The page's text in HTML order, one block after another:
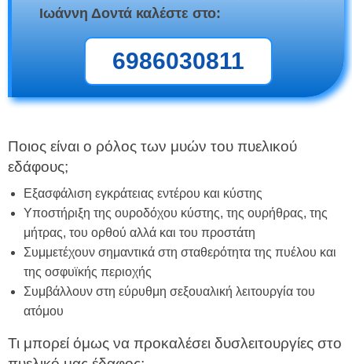
Ιωάννη Δοντά καλέστε στο:
6986030811
Ποιος είναι ο ρόλος των μυών του πυελικού
εδάφους;
Εξασφάλιση εγκράτειας εντέρου και κύστης
Υποστήριξη της ουροδόχου κύστης, της ουρήθρας, της
μήτρας, του ορθού αλλά και του προστάτη
Συμμετέχουν σημαντικά στη σταθερότητα της πυέλου και
της οσφυϊκής περιοχής
Συμβάλλουν στη εύρυθμη σεξουαλική λειτουργία του
ατόμου
Τι μπορεί όμως να προκαλέσει δυσλειτουργίες στο